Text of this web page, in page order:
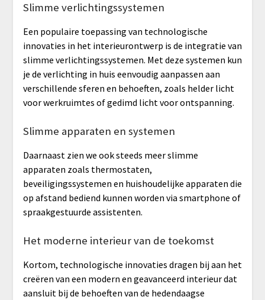
Slimme verlichtingssystemen
Een populaire toepassing van technologische
innovaties in het interieurontwerp is de integratie van
slimme verlichtingssystemen. Met deze systemen kun
je de verlichting in huis eenvoudig aanpassen aan
verschillende sferen en behoeften, zoals helder licht
voor werkruimtes of gedimd licht voor ontspanning.
Slimme apparaten en systemen
Daarnaast zien we ook steeds meer slimme
apparaten zoals thermostaten,
beveiligingssystemen en huishoudelijke apparaten die
op afstand bediend kunnen worden via smartphone of
spraakgestuurde assistenten.
Het moderne interieur van de toekomst
Kortom, technologische innovaties dragen bij aan het
creëren van een modern en geavanceerd interieur dat
aansluit bij de behoeften van de hedendaagse